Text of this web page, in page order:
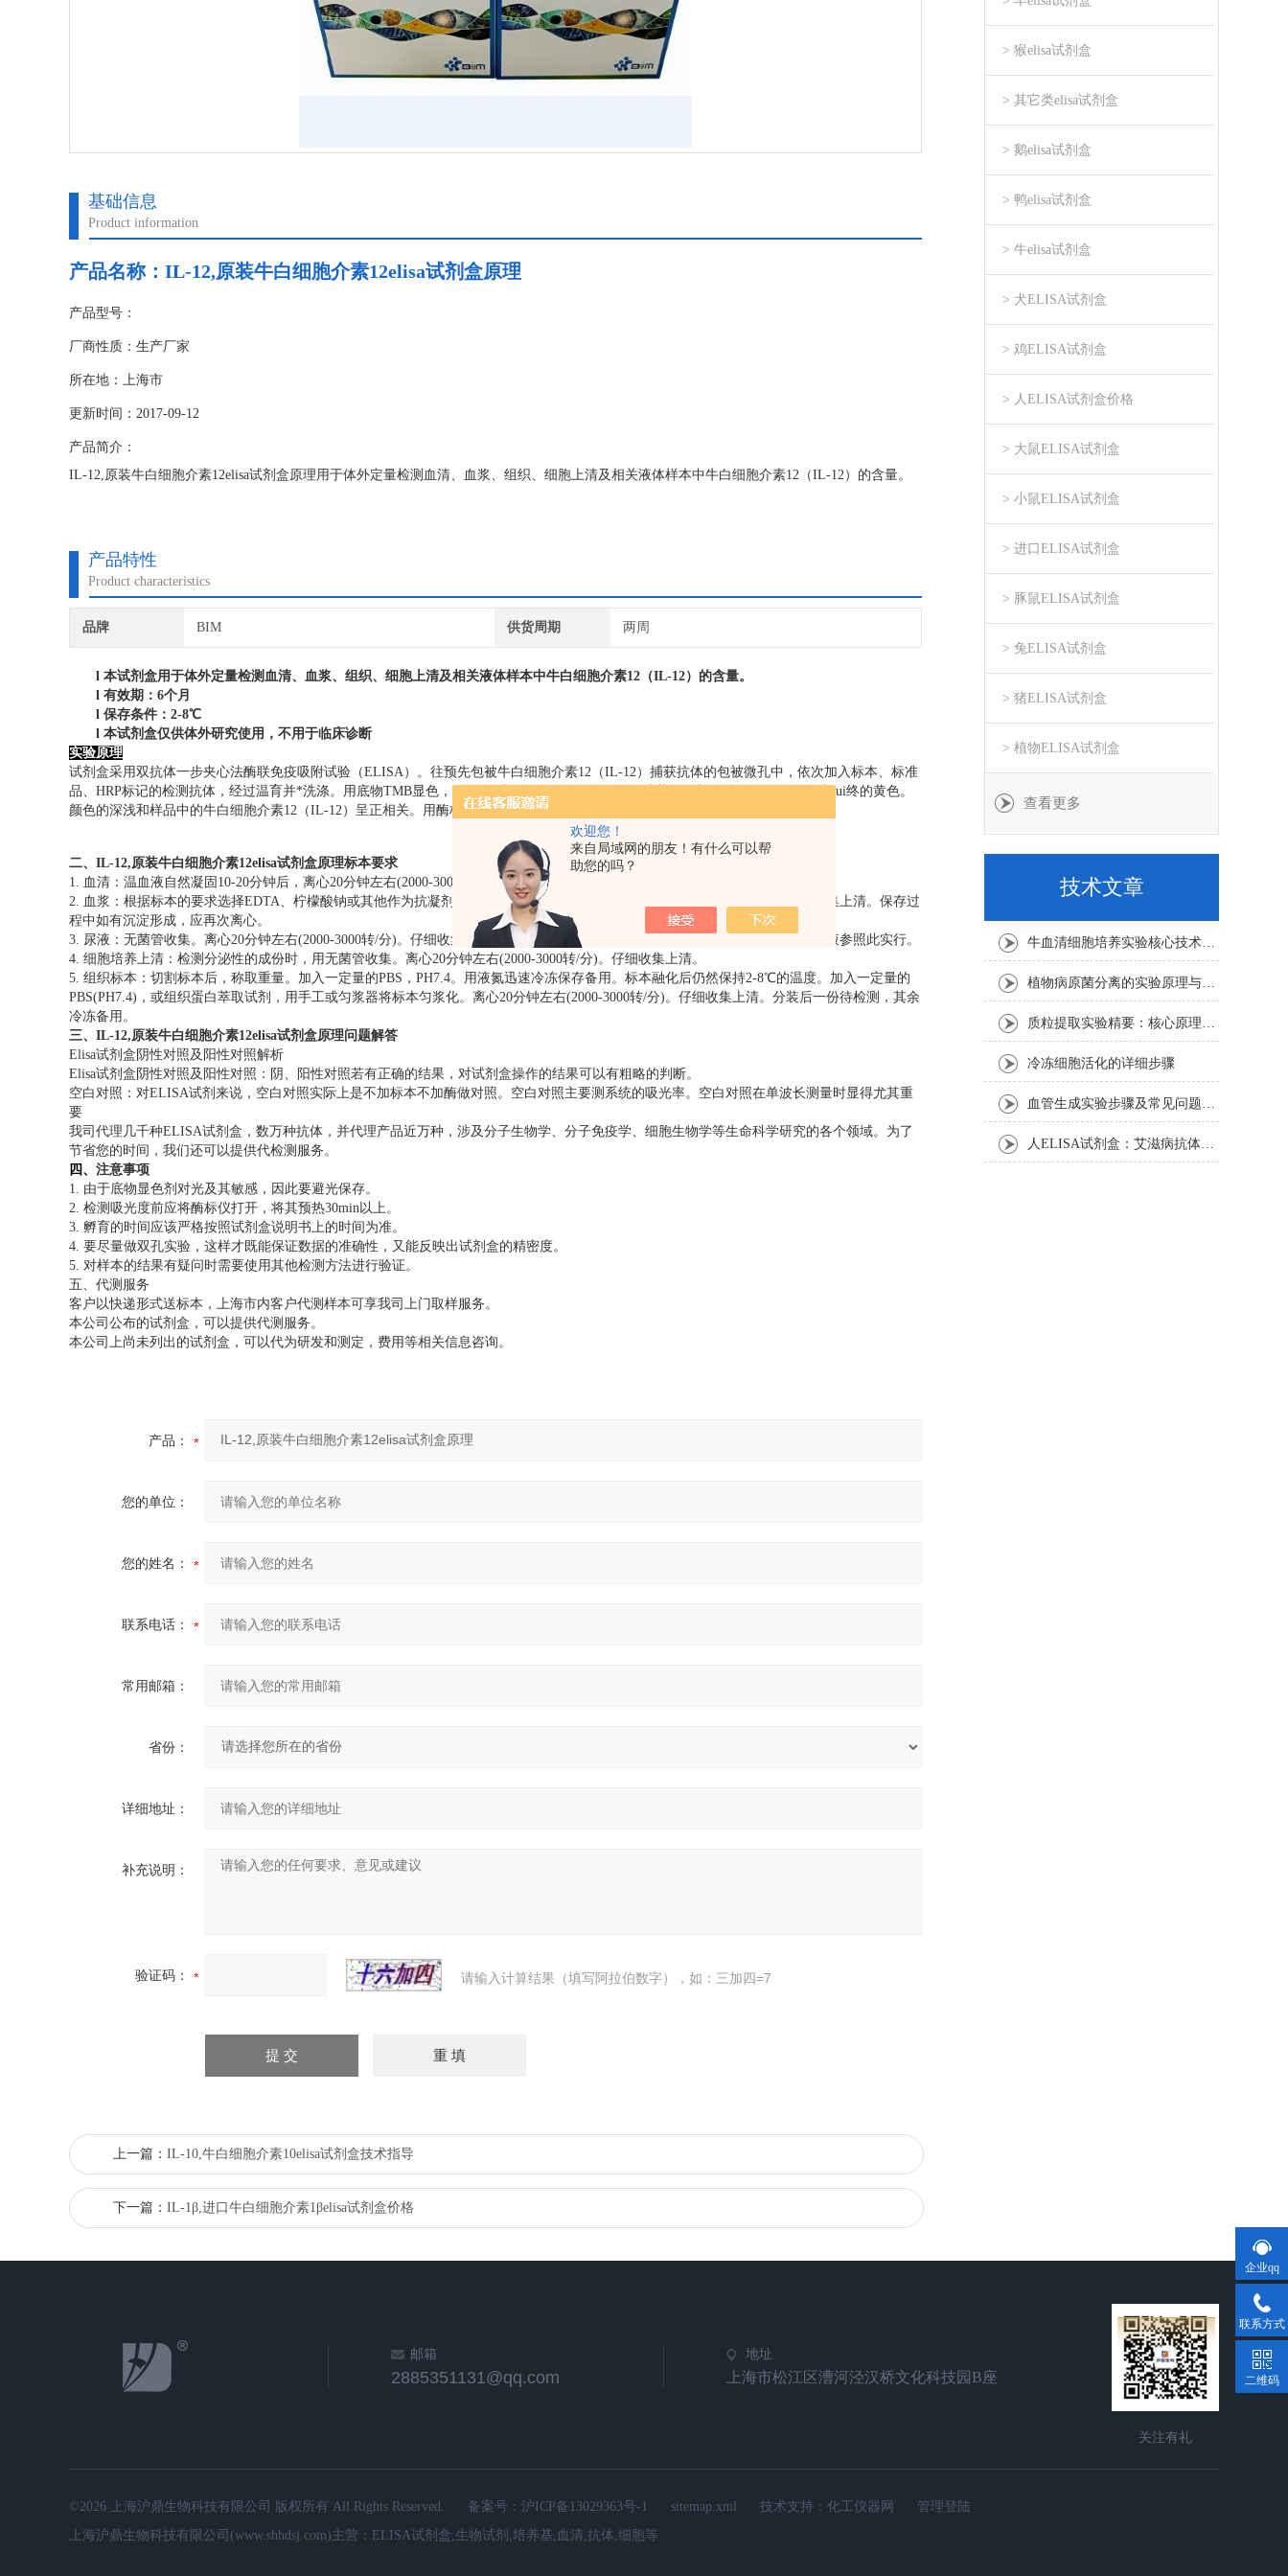
欢迎您！
来自局域网的朋友！有什么可以帮
助您的吗？
基础信息
Product information
产品名称： IL-12,原装牛白细胞介素12elisa试剂盒原理
产品型号：
厂商性质：生产厂家
所在地：上海市
更新时间：2017-09-12
产品简介：
IL-12,原装牛白细胞介素12elisa试剂盒原理用于体外定量检测血清、血浆、组织、细胞上清及相关液体样本中牛白细胞介素12（IL-12）的含量。
产品特性
Product characteristics
品牌 BIM 供货周期 两周
l 本试剂盒用于体外定量检测血清、血浆、组织、细胞上清及相关液体样本中牛白细胞介素12 （IL-12）的含量。
l 有效期：6个月
l 保存条件： 2-8℃
l 本试剂盒仅供体外研究使用，不用于临床诊断
实验原理
试剂盒采用双抗体一步夹心法酶联免疫吸附试验（ELISA）。往预先包被牛白细胞介素12（IL-12）捕获抗体的包被微孔中，依次加入标本、标准
品、HRP标记的检测抗体，经过温育并*洗涤。用底物TMB显色，TMB在过氧化物酶的催化下转化成蓝色，并在酸的作用下转化成zui终的黄色。
颜色的深浅和样品中的牛白细胞介素12（IL-12）呈正相关。用酶标仪在450nm 波长下测定吸光度（OD 值），计算样品浓度。
二、 IL-12,原装牛白细胞介素12elisa试剂盒原理标本要求
1. 血清：温血液自然凝固10-20分钟后，离心20分钟左右(2000-3000转/分)。仔细收集上清。保存过程中如有沉淀形成，应再次离心。
2. 血浆：根据标本的要求选择EDTA、柠檬酸钠或其他作为抗凝剂，混合10-20分钟后，离心20分钟左右(2000-3000转/分)。仔细收集上清。保存过
程中如有沉淀形成，应再次离心。
3. 尿液：无菌管收集。离心20分钟左右(2000-3000转/分)。仔细收集上清。保存过程中如有沉淀形成，应再次离心。胸腹水、脑脊液参照此实行。
4. 细胞培养上清：检测分泌性的成份时，用无菌管收集。离心20分钟左右(2000-3000转/分)。仔细收集上清。
5. 组织标本：切割标本后，称取重量。加入一定量的PBS，PH7.4。用液氮迅速冷冻保存备用。标本融化后仍然保持2-8℃的温度。加入一定量的
PBS(PH7.4)，或组织蛋白萃取试剂，用手工或匀浆器将标本匀浆化。离心20分钟左右(2000-3000转/分)。仔细收集上清。分装后一份待检测，其余
冷冻备用。
三、 IL-12,原装牛白细胞介素12elisa试剂盒原理 问题解答
Elisa试剂盒阴性对照及阳性对照解析
Elisa试剂盒阴性对照及阳性对照：阴、阳性对照若有正确的结果，对试剂盒操作的结果可以有粗略的判断。
空白对照：对ELISA试剂来说，空白对照实际上是不加标本不加酶做对照。空白对照主要测系统的吸光率。空白对照在单波长测量时显得尤其重
要
我司代理几千种ELISA试剂盒，数万种抗体，并代理产品近万种，涉及分子生物学、分子免疫学、细胞生物学等生命科学研究的各个领域。为了
节省您的时间，我们还可以提供代检测服务。
四、 注意事项
1. 由于底物显色剂对光及其敏感，因此要避光保存。
2. 检测吸光度前应将酶标仪打开，将其预热30min以上。
3. 孵育的时间应该严格按照试剂盒说明书上的时间为准。
4. 要尽量做双孔实验，这样才既能保证数据的准确性，又能反映出试剂盒的精密度。
5. 对样本的结果有疑问时需要使用其他检测方法进行验证。
五、代测服务
客户以快递形式送标本，上海市内客户代测样本可享我司上门取样服务。
本公司公布的试剂盒，可以提供代测服务。
本公司上尚未列出的试剂盒，可以代为研发和测定，费用等相关信息咨询。
产品：
您的单位：
您的姓名：
联系电话：
常用邮箱：
省份：
详细地址：
补充说明：
验证码： 请输入计算结果（填写阿拉伯数字），如：三加四=7
上一篇： IL-10,牛白细胞介素10elisa试剂盒技术指导
下一篇： IL-1β,进口牛白细胞介素1βelisa试剂盒价格
> 猴elisa试剂盒
> 其它类elisa试剂盒
> 鹅elisa试剂盒
> 鸭elisa试剂盒
> 牛elisa试剂盒
> 犬ELISA试剂盒
> 鸡ELISA试剂盒
> 人ELISA试剂盒价格
> 大鼠ELISA试剂盒
> 小鼠ELISA试剂盒
> 进口ELISA试剂盒
> 豚鼠ELISA试剂盒
> 兔ELISA试剂盒
> 猪ELISA试剂盒
> 植物ELISA试剂盒
查看更多
技术文章
牛血清细胞培养实验核心技术要点
植物病原菌分离的实验原理与操作步骤
质粒提取实验精要：核心原理与关键步骤
冷冻细胞活化的详细步骤
血管生成实验步骤及常见问题解析
人ELISA试剂盒：艾滋病抗体检测的简单指南
邮箱
2885351131@qq.com
地址
上海市松江区漕河泾汉桥文化科技园B座
关注有礼
©2026 上海沪鼎生物科技有限公司 版权所有 All Rights Reserved. 备案号： 沪ICP备13029363号-1 sitemap.xml 技术支持： 化工仪器网
管理登陆
上海沪鼎生物科技有限公司(www.shhdsj.com)主营：ELISA试剂盒,生物试剂,培养基,血清,抗体,细胞等
企业qq
联系方式
二维码